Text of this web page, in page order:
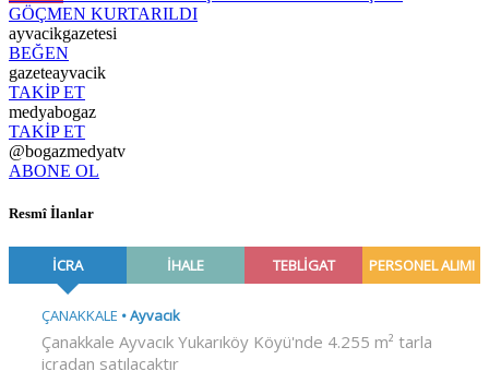
GÖÇMEN KURTARILDI
ayvacikgazetesi
BEĞEN
gazeteayvacik
TAKİP ET
medyabogaz
TAKİP ET
@bogazmedyatv
ABONE OL
Resmî İlanlar